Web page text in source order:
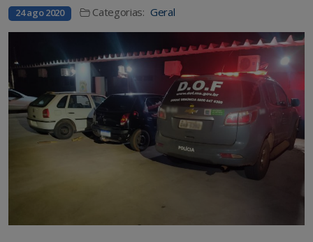
24 ago 2020 Categorias: Geral